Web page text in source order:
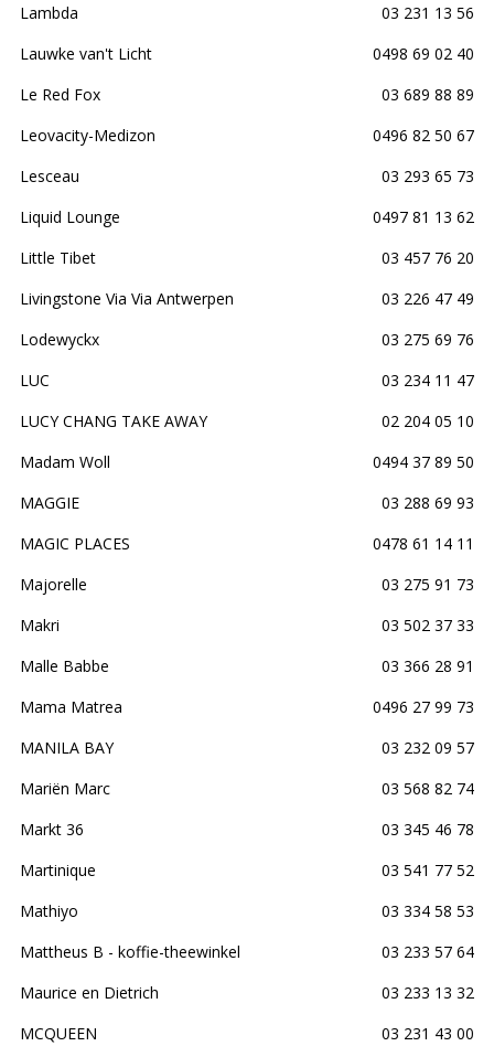
Lambda
03 231 13 56
Lauwke van't Licht
0498 69 02 40
Le Red Fox
03 689 88 89
Leovacity-Medizon
0496 82 50 67
Lesceau
03 293 65 73
Liquid Lounge
0497 81 13 62
Little Tibet
03 457 76 20
Livingstone Via Via Antwerpen
03 226 47 49
Lodewyckx
03 275 69 76
LUC
03 234 11 47
LUCY CHANG TAKE AWAY
02 204 05 10
Madam Woll
0494 37 89 50
MAGGIE
03 288 69 93
MAGIC PLACES
0478 61 14 11
Majorelle
03 275 91 73
Makri
03 502 37 33
Malle Babbe
03 366 28 91
Mama Matrea
0496 27 99 73
MANILA BAY
03 232 09 57
Mariën Marc
03 568 82 74
Markt 36
03 345 46 78
Martinique
03 541 77 52
Mathiyo
03 334 58 53
Mattheus B - koffie-theewinkel
03 233 57 64
Maurice en Dietrich
03 233 13 32
MCQUEEN
03 231 43 00